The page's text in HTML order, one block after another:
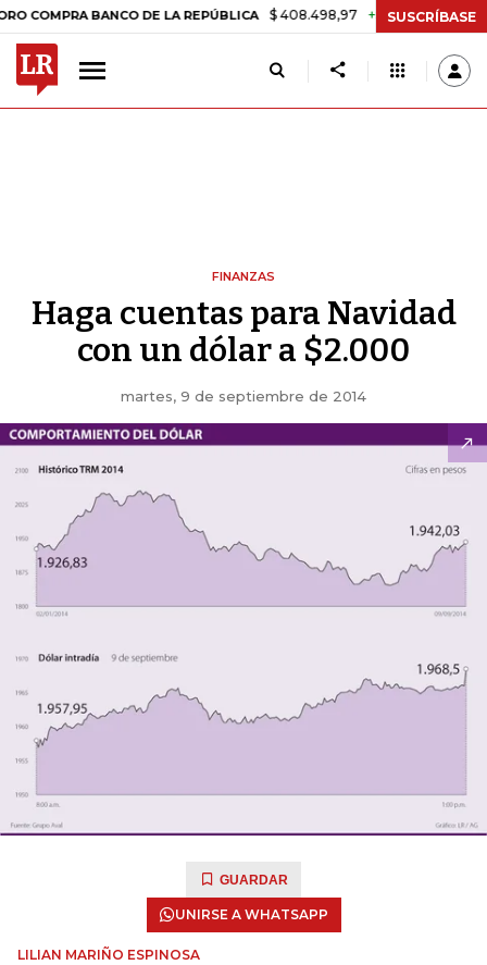
BANCO DE LA REPÚBLICA $ 408.498,97 +$ 8.753,81 +2,19%
SUSCRÍBASE
FINANZAS
Haga cuentas para Navidad
con un dólar a $2.000
martes, 9 de septiembre de 2014
GUARDAR
UNIRSE A WHATSAPP
LILIAN MARIÑO ESPINOSA